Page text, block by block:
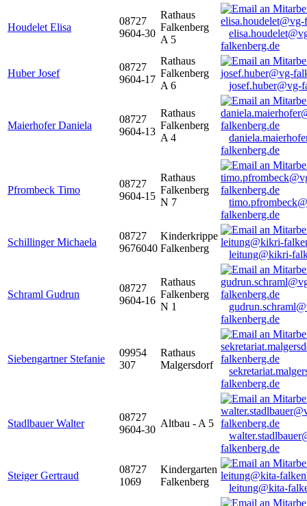
Houdelet Elisa
08727
9604-30
Rathaus
Falkenberg
A 5
falkenberg.de
Huber Josef
08727
9604-17
Rathaus
Falkenberg
A 6
josef.huber@vg-
Maierhofer Daniela
08727
9604-13
Rathaus
Falkenberg
A 4
falkenberg.de
Pfrombeck Timo
08727
9604-15
Rathaus
Falkenberg
N 7
falkenberg.de
Schillinger Michaela
08727
9676040
Kinderkrippe
Falkenberg
leitung@kikri-
Schraml Gudrun
08727
9604-16
Rathaus
Falkenberg
N 1
falkenberg.de
Siebengartner Stefanie
09954
307
Rathaus
Malgersdorf
falkenberg.de
Stadlbauer Walter
08727
9604-30
Altbau - A 5
falkenberg.de
Steiger Gertraud
08727
1069
Kindergarten
Falkenberg
leitung@kita-